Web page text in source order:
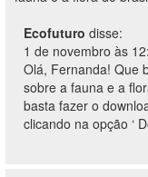
Ecofuturo disse:
1 de novembro às
Olá, Fernanda! Que
sobre a fauna e a
basta fazer o
clicando na opção ‘